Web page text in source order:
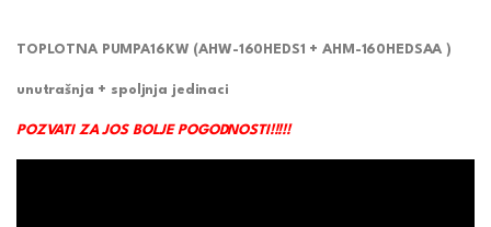
TOPLOTNA PUMPA16KW (AHW-160HEDS1 + AHM-160HEDSAA )
unutrašnja + spoljnja jedinaci
POZVATI ZA JOS BOLJE POGODNOSTI!!!!!